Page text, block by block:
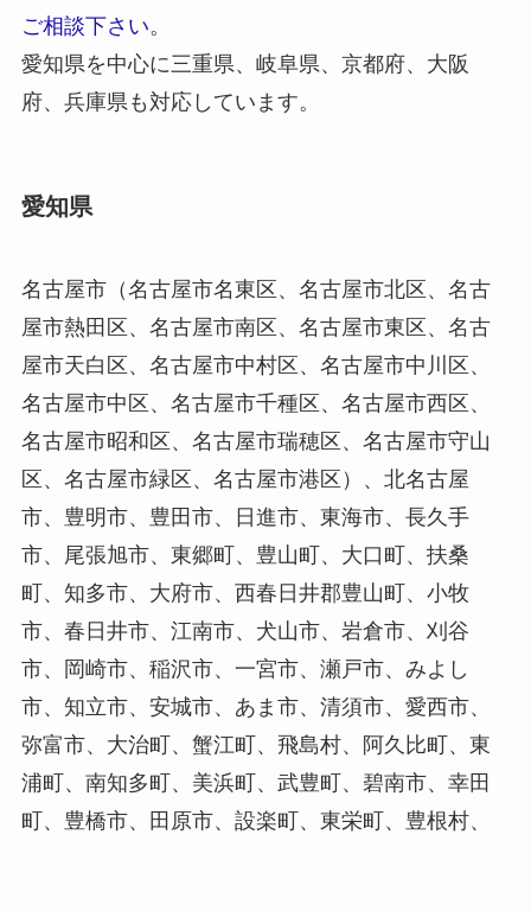
ご相談下さい。
愛知県を中心に三重県、岐阜県、京都府、大阪
府、兵庫県も対応しています。
愛知県
名古屋市（名古屋市名東区、名古屋市北区、名古
屋市熱田区、名古屋市南区、名古屋市東区、名古
屋市天白区、名古屋市中村区、名古屋市中川区、
名古屋市中区、名古屋市千種区、名古屋市西区、
名古屋市昭和区、名古屋市瑞穂区、名古屋市守山
区、名古屋市緑区、名古屋市港区）、北名古屋
市、豊明市、豊田市、日進市、東海市、長久手
市、尾張旭市、東郷町、豊山町、大口町、扶桑
町、知多市、大府市、西春日井郡豊山町、小牧
市、春日井市、江南市、犬山市、岩倉市、刈谷
市、岡崎市、稲沢市、一宮市、瀬戸市、みよし
市、知立市、安城市、あま市、清須市、愛西市、
弥富市、大治町、蟹江町、飛島村、阿久比町、東
浦町、南知多町、美浜町、武豊町、碧南市、幸田
町、豊橋市、田原市、設楽町、東栄町、豊根村、